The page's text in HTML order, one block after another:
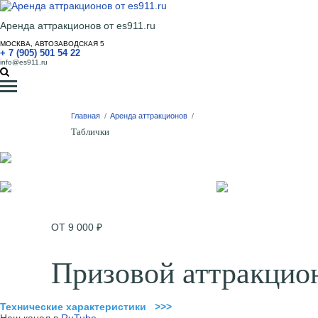
Аренда аттракционов от es911.ru
МОСКВА, АВТОЗАВОДСКАЯ 5
+ 7 (905) 501 54 22
info@es911.ru
Главная / Аренда аттракционов /
Таблички
ОТ 9 000 ₽
Призовой
Технические характеристики >>>